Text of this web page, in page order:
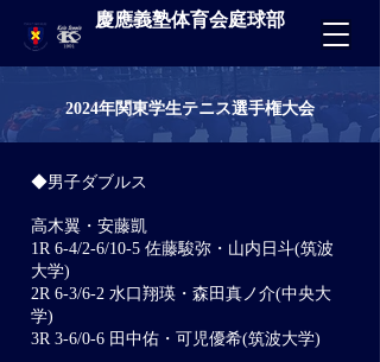
慶應義塾体育会庭球部
2024年関東学生テニス選手権大会
◆男子ダブルス
高木翼・安藤凱
1R 6-4/2-6/10-5 佐藤駿弥・山内日斗(筑波
大学)
2R 6-3/6-2 水口翔瑛・森田真ノ介(中央大
学)
3R 3-6/0-6 田中佑・可児優希(筑波大学)